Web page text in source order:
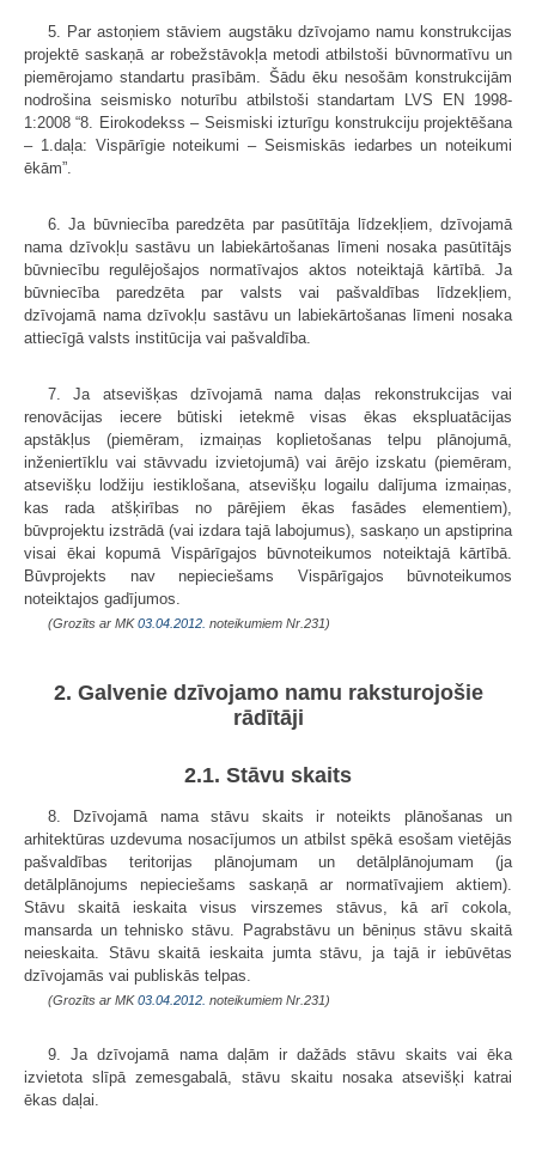
5. Par astoņiem stāviem augstāku dzīvojamo namu konstrukcijas
projektē saskaņā ar robežstāvokļa metodi atbilstoši būvnormatīvu un
piemērojamo standartu prasībām. Šādu ēku nesošām konstrukcijām
nodrošina seismisko noturību atbilstoši standartam LVS EN 1998-
1:2008 “8. Eirokodekss – Seismiski izturīgu konstrukciju projektēšana
– 1.daļa: Vispārīgie noteikumi – Seismiskās iedarbes un noteikumi
ēkām”.
6. Ja būvniecība paredzēta par pasūtītāja līdzekļiem, dzīvojamā
nama dzīvokļu sastāvu un labiekārtošanas līmeni nosaka pasūtītājs
būvniecību regulējošajos normatīvajos aktos noteiktajā kārtībā. Ja
būvniecība paredzēta par valsts vai pašvaldības līdzekļiem,
dzīvojamā nama dzīvokļu sastāvu un labiekārtošanas līmeni nosaka
attiecīgā valsts institūcija vai pašvaldība.
7. Ja atsevišķas dzīvojamā nama daļas rekonstrukcijas vai
renovācijas iecere būtiski ietekmē visas ēkas ekspluatācijas
apstākļus (piemēram, izmaiņas koplietošanas telpu plānojumā,
inženiertīklu vai stāvvadu izvietojumā) vai ārējo izskatu (piemēram,
atsevišķu lodžiju iestiklošana, atsevišķu logailu dalījuma izmaiņas,
kas rada atšķirības no pārējiem ēkas fasādes elementiem),
būvprojektu izstrādā (vai izdara tajā labojumus), saskaņo un apstiprina
visai ēkai kopumā Vispārīgajos būvnoteikumos noteiktajā kārtībā.
Būvprojekts nav nepieciešams Vispārīgajos būvnoteikumos
noteiktajos gadījumos.
(Grozīts ar MK03.04.2012. noteikumiem Nr.231)
2. Galvenie dzīvojamo namu raksturojošie
rādītāji
2.1. Stāvu skaits
8. Dzīvojamā nama stāvu skaits ir noteikts plānošanas un
arhitektūras uzdevuma nosacījumos un atbilst spēkā esošam vietējās
pašvaldības teritorijas plānojumam un detālplānojumam (ja
detālplānojums nepieciešams saskaņā ar normatīvajiem aktiem).
Stāvu skaitā ieskaita visus virszemes stāvus, kā arī cokola,
mansarda un tehnisko stāvu. Pagrabstāvu un bēniņus stāvu skaitā
neieskaita. Stāvu skaitā ieskaita jumta stāvu, ja tajā ir iebūvētas
dzīvojamās vai publiskās telpas.
(Grozīts ar MK03.04.2012. noteikumiem Nr.231)
9. Ja dzīvojamā nama daļām ir dažāds stāvu skaits vai ēka
izvietota slīpā zemesgabalā, stāvu skaitu nosaka atsevišķi katrai
ēkas daļai.